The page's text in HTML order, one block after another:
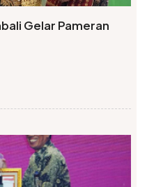
Gelar Pameran